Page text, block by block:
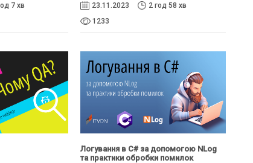
7 хв
23.11.2023
2 год 58 хв
1233
Логування в C# за допомогою NLog
та практики обробки помилок